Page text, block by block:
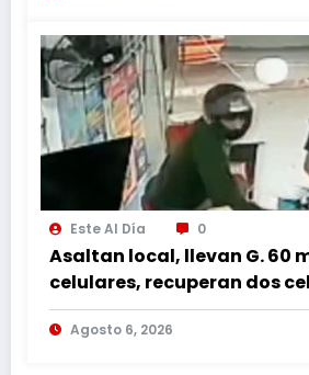
Este Al Día 0
Asaltan local, llevan G. 60
celulares, recuperan dos
mediante rastreo y
Agosto 6, 2026